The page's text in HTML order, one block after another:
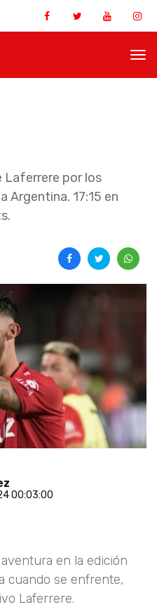
Laferrere por los
Argentina. 17:15 en
00:03:00
en la edición
cuando se enfrente,
Laferrere.